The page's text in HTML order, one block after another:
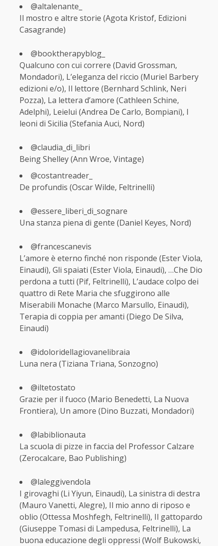
@altalenante_
Il mostro e altre storie (Agota Kristof, Edizioni
Casagrande)
@booktherapyblog_
Qualcuno con cui correre (David Grossman,
Mondadori), L’eleganza del riccio (Muriel Barbery
edizioni e/o), Il lettore (Bernhard Schlink, Neri
Pozza), La lettera d’amore (Cathleen Schine,
Adelphi), Leielui (Andrea De Carlo, Bompiani), I
leoni di Sicilia (Stefania Auci, Nord)
@claudia_di_libri
Being Shelley (Ann Wroe, Vintage)
@costantreader_
De profundis (Oscar Wilde, Feltrinelli)
@essere_liberi_di_sognare
Una stanza piena di gente (Daniel Keyes, Nord)
@francescanevis
L’amore è eterno finché non risponde (Ester Viola,
Einaudi), Gli spaiati (Ester Viola, Einaudi), …Che Dio
perdona a tutti (Pif, Feltrinelli), L’audace colpo dei
quattro di Rete Maria che sfuggirono alle
Miserabili Monache (Marco Marsullo, Einaudi),
Terapia di coppia per amanti (Diego De Silva,
Einaudi)
@idoloridellagiovanelibraia
Luna nera (Tiziana Triana, Sonzogno)
@iltetostato
Grazie per il fuoco (Mario Benedetti, La Nuova
Frontiera), Un amore (Dino Buzzati, Mondadori)
@labiblionauta
La scuola di pizze in faccia del Professor Calzare
(Zerocalcare, Bao Publishing)
@laleggivendola
I girovaghi (Li Yiyun, Einaudi), La sinistra di destra
(Mauro Vanetti, Alegre), Il mio anno di riposo e
oblio (Ottessa Moshfegh, Feltrinelli), Il gattopardo
(Giuseppe Tomasi di Lampedusa, Feltrinelli), La
buona educazione degli oppressi (Wolf Bukowski,